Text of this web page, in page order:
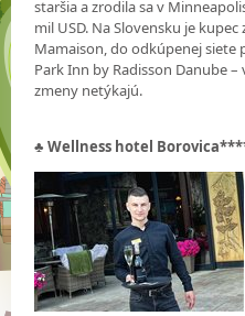
staršia a zrodila sa v
mil USD. Na Slovensku je
Mamaison, do odkúpenej siete
Park Inn by Radisson Danube
zmeny netýkajú.
♣ Wellness hotel